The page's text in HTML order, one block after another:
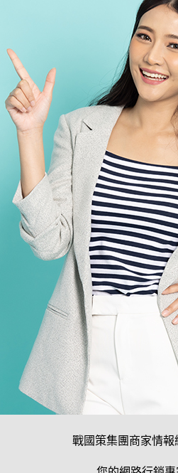
戰國策集團商家情